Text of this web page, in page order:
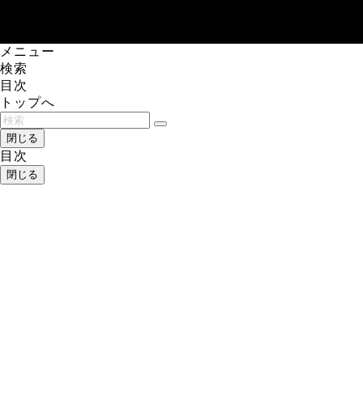
メニュー
検索
目次
トップへ
閉じる
目次
閉じる